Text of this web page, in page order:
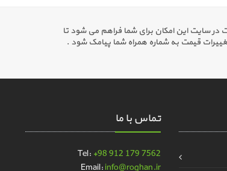
در سایت این امکان برای شما فراهم می شود تا
قیمت به شماره همراه شما پیامک شود .
تماس با ما
Tel: +98 912 179 7562
Email:info@roghan.ir